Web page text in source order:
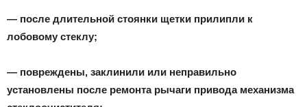
— после длительной стоянки щетки прилипли к
лобовому стеклу;
— повреждены, заклинили или неправильно
установлены после ремонта рычаги привода механизма